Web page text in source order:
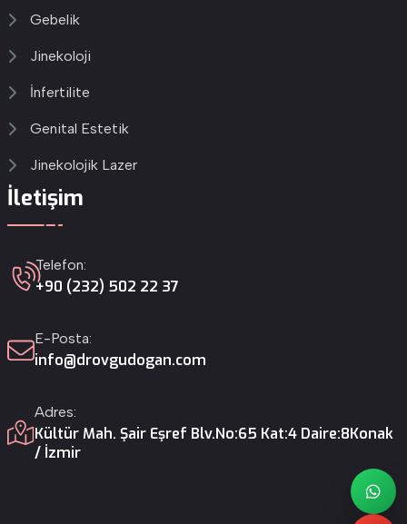
Gebelik
Jinekoloji
İnfertilite
Genital Estetik
Jinekolojik Lazer
İletişim
Telefon:
+90 (232) 502 22 37
E-Posta:
info@drovgudogan.com
Adres:
Kültür Mah. Şair Eşref Blv.No:65 Kat:4 Daire:8Konak
/ İzmir